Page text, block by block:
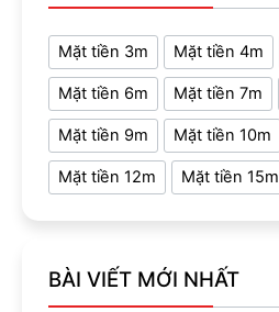
Mặt tiền 3m Mặt tiền 4m
Mặt tiền 6m Mặt tiền 7m
Mặt tiền 9m Mặt tiền 10m
Mặt tiền 12m Mặt tiền 15m
BÀI VIẾT MỚI NHẤT